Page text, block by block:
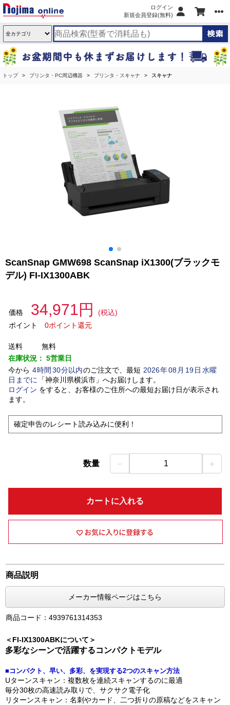
ログイン
新規会員登録(無料)
トップ プリンタ・PC周辺機器 プリンタ・スキャナ スキャナ
ScanSnap GMW698 ScanSnap iX1300(ブラックモ
デル) FI-IX1300ABK
価格 34,971円
(税込)
ポイント
0ポイント還元
送料
無料
在庫状況： 5営業日
今から 4時間 30分以内のご注文で、最短 2026年08 月 19日水曜
日 までに 「神奈川県横浜市」 へお届けします。
ログイン をすると、お客様のご住所への最短お届け日が表示され
ます。
確定申告のレシート読み込みに便利！
数量 － 1 ＋
カートに入れる
商品説明
メーカー情報ページはこちら
商品コード：4939761314353
＜FI-IX1300ABKについて＞
多彩なシーンで活躍するコンパクトモデル
■コンパクト、早い、多彩、を実現する2つのスキャン方法
Uターンスキャン：複数枚を連続スキャンするのに最適
毎分30枚の高速読み取りで、サクサク電子化
リターンスキャン：名刺やカード、二つ折りの原稿などをスキャン